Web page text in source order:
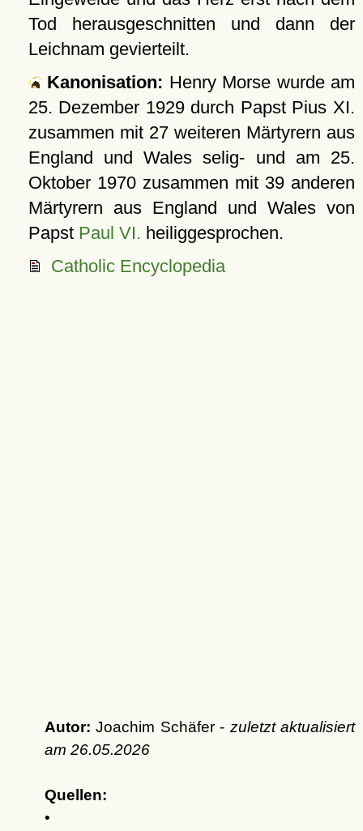
Tod herausgeschnitten und dann der
Leichnam gevierteilt.
Kanonisation: Henry Morse wurde am
25. Dezember 1929durch Papst Pius XI.
zusammen mit 27 weiteren Märtyrern aus
England und Wales selig- und am 25.
Oktober 1970zusammen mit 39 anderen
Märtyrern aus England und Wales von
Papst Paul VI. heiliggesprochen.
Catholic Encyclopedia
Autor: Joachim Schäfer - zuletzt aktualisiert
am 26.05.2026
Quellen:
•